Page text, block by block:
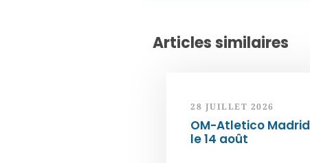
Articles similaires
28 JUILLET 2026
OM-Atletico Madrid
le 14 août